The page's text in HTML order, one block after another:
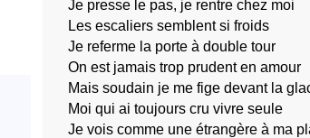
Je presse le pas, je rentre chez moi
Les escaliers semblent si froids
Je referme la porte à double tour
On est jamais trop prudent en amour
Mais soudain je me fige devant la
Moi qui ai toujours cru vivre seule
Je vois comme une étrangère à ma